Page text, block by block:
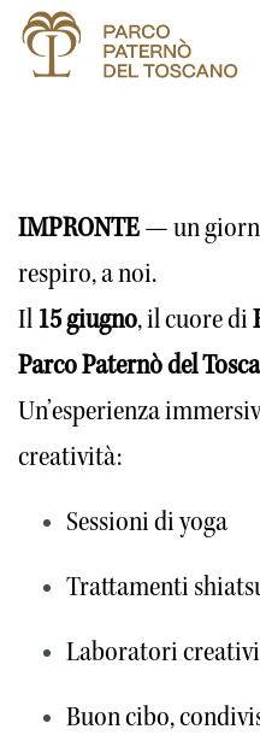
IMPRONTE — un
respiro, a noi.
Il 15 giugno, il cuore di
Parco Paternò del
Un’esperienza
creatività:
Sessioni di yoga
Trattamenti
Laboratori
Buon cibo,